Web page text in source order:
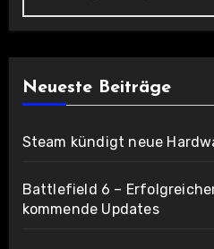
Neueste Beiträge
Steam kündigt neue
Battlefield 6 –
kommende Updates